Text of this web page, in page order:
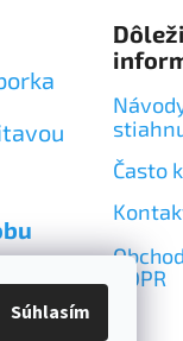
Súhlasím
Často
GDPR